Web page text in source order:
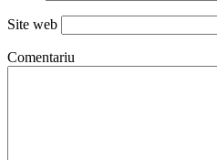
Site web
Comentariu